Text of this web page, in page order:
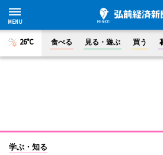
26°C 食べる 見る・遊ぶ 買う
学ぶ・知る